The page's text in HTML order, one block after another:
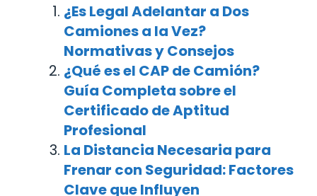
¿Es Legal Adelantar a Dos
Camiones a la Vez?
Normativas y Consejos
¿Qué es el CAP de Camión?
Guía Completa sobre el
Certificado de Aptitud
Profesional
La Distancia Necesaria para
Frenar con Seguridad: Factores
Clave que Influyen